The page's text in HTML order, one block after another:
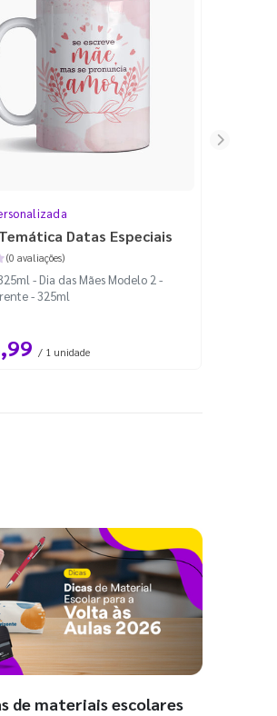
Datas Especiais
(0 avaliações)
- Dia das Mães Modelo 2 -
- 325ml
/ 1 unidade
de materiais escolares